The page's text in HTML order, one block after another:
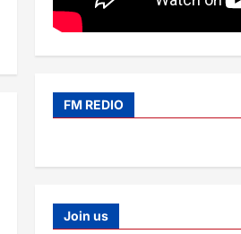
FM REDIO
Join us